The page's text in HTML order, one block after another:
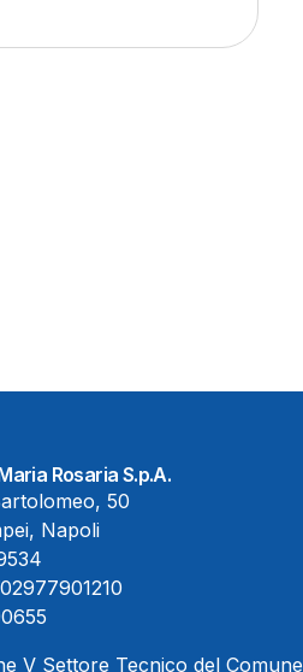
Rosaria S.p.A.
50
Napoli
V Settore Tecnico del Comune